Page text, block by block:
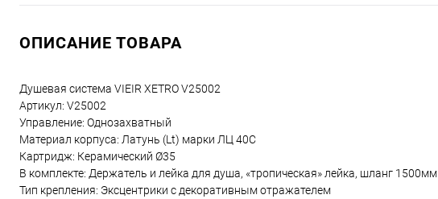
ОПИСАНИЕ ТОВАРА
Душевая система VIEIR XETRO V25002
Артикул: V25002
Управление: Однозахватный
Материал корпуса: Латунь (Lt) марки ЛЦ 40С
Картридж: Керамический Ø35
В комплекте: Держатель и лейка для душа, «тропическая» лейка, шланг 1500мм
Тип крепления: Эксцентрики с декоративным отражателем